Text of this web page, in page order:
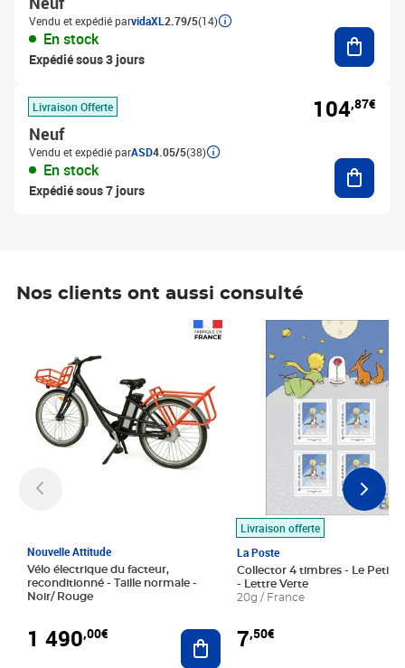
Vendu et expédié parvidaXL 2.79/5(14)
En stock
Expédié sous 3 jours
Livraison Offerte
Neuf
Vendu et expédié parASD4.05/5(38)
En stock
Expédié sous 7 jours
104,87€
Nos clients ont aussi consulté
Nouvelle Attitude
Vélo électrique du facteur,
reconditionné - Taille normale -
Noir/ Rouge
1 490,00€ Ajouter au panier
Livraison offerte
La Poste
Collector 4 timbres - Le Petit
- Lettre Verte
20g / France
7,50€
Prix 7,50€